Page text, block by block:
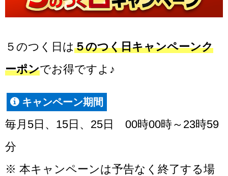
５のつく日は５のつく日キャンペーンク
ーポンでお得ですよ♪
キャンペーン期間
毎月5日、15日、25日 00時00時～23時59
分
※ 本キャンペーンは予告なく終了する場